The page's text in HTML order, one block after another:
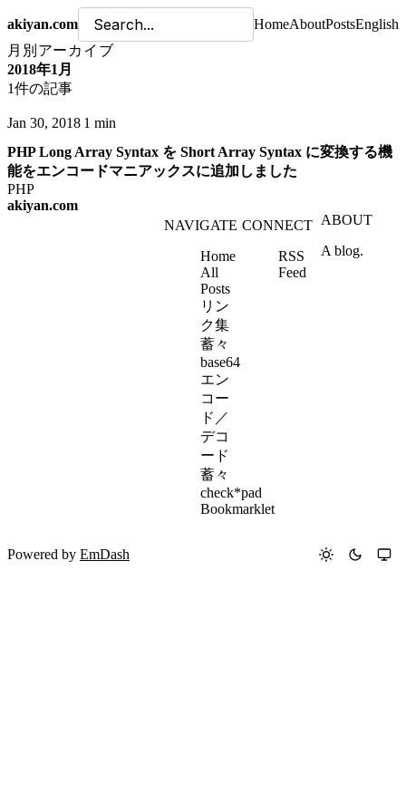
akiyan.com HomeAboutPostsEnglish
月別アーカイブ
2018年1月
1件の記事
Jan 30, 2018 1 min
PHP Long Array Syntax を Short Array Syntax に変換する機
能をエンコードマニアックスに追加しました
PHP
akiyan.com
NAVIGATE
Home
All
Posts
リン
ク集
蓄々
base64
エン
コー
ド／
デコ
ード
蓄々
check*pad
Bookmarklet
CONNECT
RSS
Feed
ABOUT
A blog.
Powered by EmDash